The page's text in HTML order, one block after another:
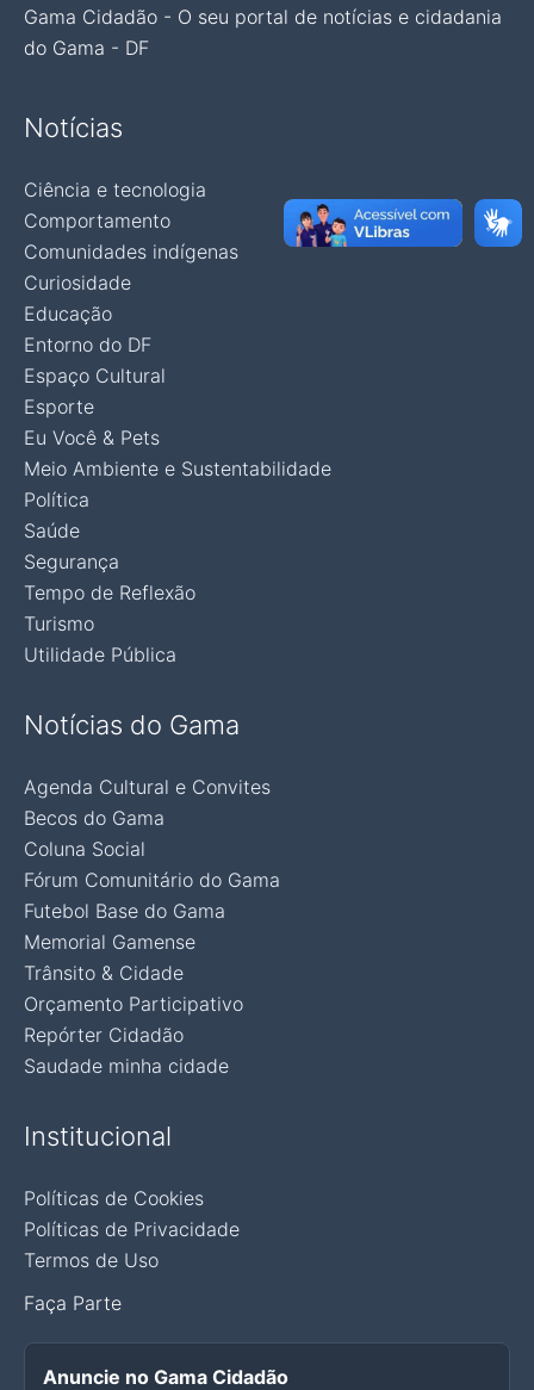
Gama Cidadão - O seu portal de notícias e cidadania
do Gama - DF
Notícias
Ciência e tecnologia
Comportamento
Comunidades indígenas
Curiosidade
Educação
Entorno do DF
Espaço Cultural
Esporte
Eu Você & Pets
Meio Ambiente e Sustentabilidade
Política
Saúde
Segurança
Tempo de Reflexão
Turismo
Utilidade Pública
Notícias do Gama
Agenda Cultural e Convites
Becos do Gama
Coluna Social
Fórum Comunitário do Gama
Futebol Base do Gama
Memorial Gamense
Trânsito & Cidade
Orçamento Participativo
Repórter Cidadão
Saudade minha cidade
Institucional
Políticas de Cookies
Políticas de Privacidade
Termos de Uso
Faça Parte
Anuncie no Gama Cidadão